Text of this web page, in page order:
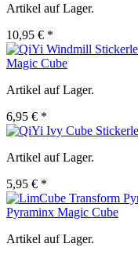
Artikel auf Lager.
10,95 € *
Magic Cube
Artikel auf Lager.
6,95 € *
Artikel auf Lager.
5,95 € *
Pyraminx Magic Cube
Artikel auf Lager.